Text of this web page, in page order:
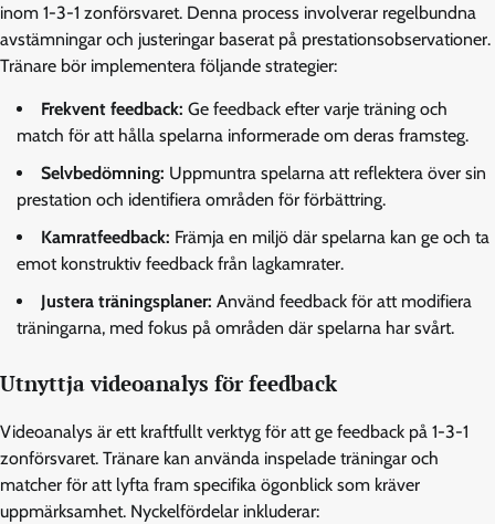
inom 1-3-1 zonförsvaret. Denna process involverar regelbundna
avstämningar och justeringar baserat på prestationsobservationer.
Tränare bör implementera följande strategier:
Frekvent feedback: Ge feedback efter varje träning och
match för att hålla spelarna informerade om deras framsteg.
Selvbedömning: Uppmuntra spelarna att reflektera över sin
prestation och identifiera områden för förbättring.
Kamratfeedback: Främja en miljö där spelarna kan ge och ta
emot konstruktiv feedback från lagkamrater.
Justera träningsplaner: Använd feedback för att modifiera
träningarna, med fokus på områden där spelarna har svårt.
Utnyttja videoanalys för feedback
Videoanalys är ett kraftfullt verktyg för att ge feedback på 1-3-1
zonförsvaret. Tränare kan använda inspelade träningar och
matcher för att lyfta fram specifika ögonblick som kräver
uppmärksamhet. Nyckelfördelar inkluderar: